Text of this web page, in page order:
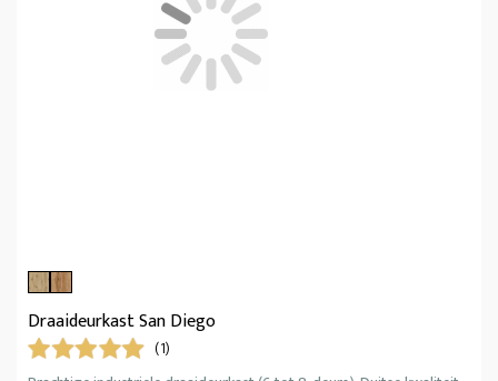
Draaideurkast San Diego
(1)